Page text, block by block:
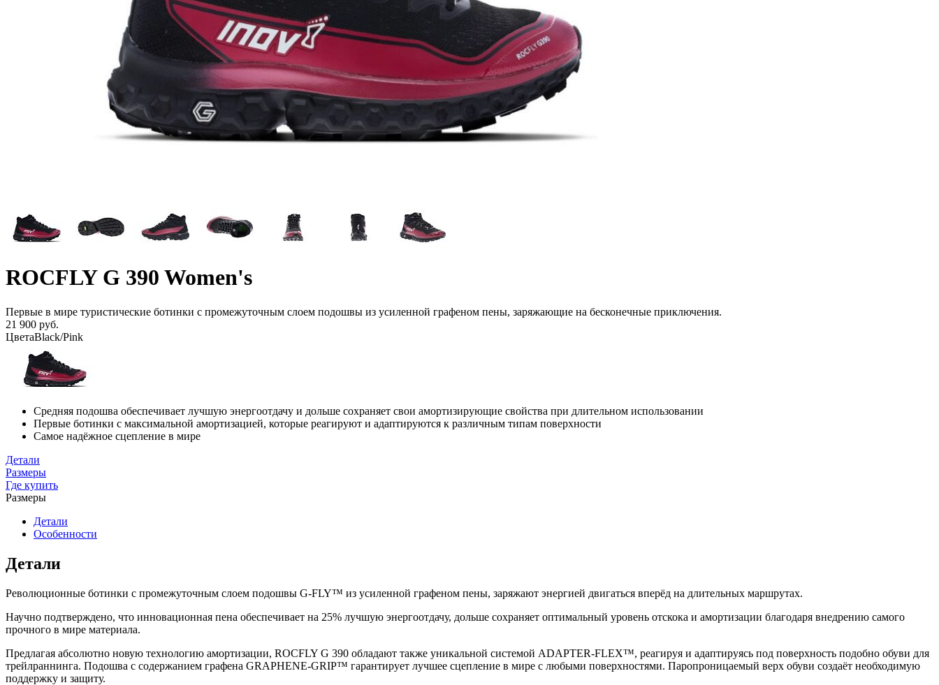
ROCFLY G 390 Women's
Первые в мире туристические ботинки с промежуточным слоем подошвы из усиленной графеном пены, заряжающие на бесконечные приключения.
21 900 руб.
ЦветаBlack/Pink
Средняя подошва обеспечивает лучшую энергоотдачу и дольше сохраняет свои амортизирующие свойства при длительном использовании
Первые ботинки с максимальной амортизацией, которые реагируют и адаптируются к различным типам поверхности
Самое надёжное сцепление в мире
Детали
Размеры
Где купить
Размеры
Детали
Особенности
Детали
Революционные ботинки с промежуточным слоем подошвы G-FLY™ из усиленной графеном пены, заряжают энергией двигаться вперёд на длительных маршрутах.
Научно подтверждено, что инновационная пена обеспечивает на 25% лучшую энергоотдачу, дольше сохраняет оптимальный уровень отскока и амортизации благодаря внедрению самого
прочного в мире материала.
Предлагая абсолютно новую технологию амортизации, ROCFLY G 390 обладают также уникальной системой ADAPTER-FLEX™, реагируя и адаптируясь под поверхность подобно обуви для
трейлраннинга. Подошва с содержанием графена GRAPHENE-GRIP™ гарантирует лучшее сцепление в мире с любыми поверхностями. Паропроницаемый верх обуви создаёт необходимую
поддержку и защиту.